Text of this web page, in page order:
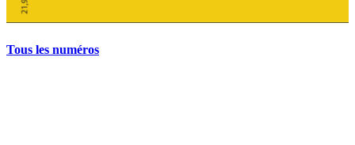
Tous les numéros